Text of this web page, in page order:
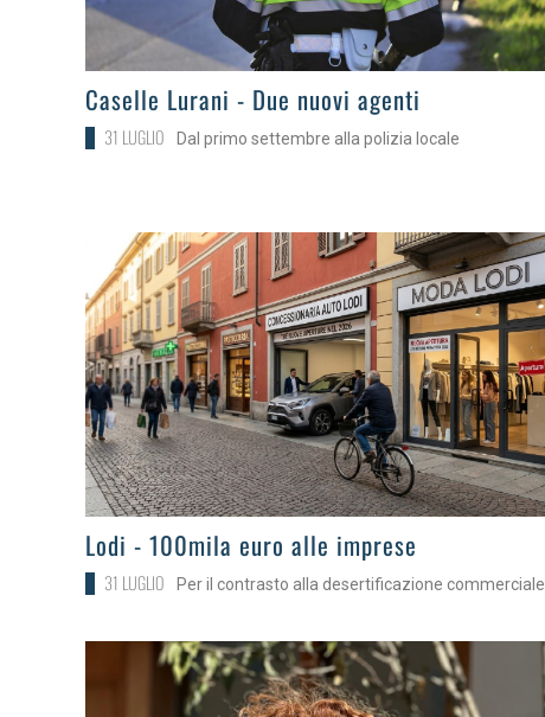
>
Caselle Lurani - Due nuovi agenti
31 LUGLIO Dal primo settembre alla polizia locale
>Lodi - 100mila euro alle imprese
31 LUGLIO Per il contrasto alla desertificazione commerciale